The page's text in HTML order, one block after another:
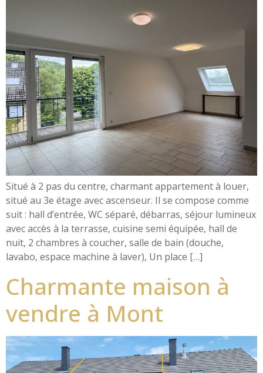
Situé à 2 pas du centre, charmant appartement à louer,
situé au 3e étage avec ascenseur. Il se compose comme
suit : hall d’entrée, WC séparé, débarras, séjour lumineux
avec accès à la terrasse, cuisine semi équipée, hall de
nuit, 2 chambres à coucher, salle de bain (douche,
lavabo, espace machine à laver), Un place […]
Charmante maison à
vendre à Mont